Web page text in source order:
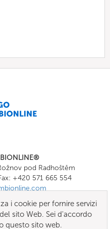
pod Radhoštěm
+420 571 665 554
i cookie per fornire servizi
sito Web. Sei d'accordo
questo sito web.